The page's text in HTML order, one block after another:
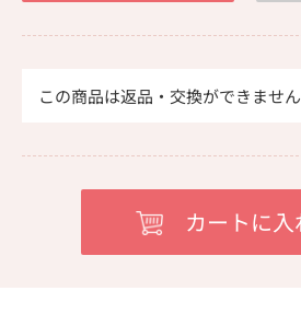
この商品は返品・交換ができません